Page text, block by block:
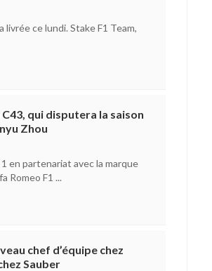
livrée ce lundi. Stake F1 Team,
qui disputera la saison
Zhou
en partenariat avec la marque
Romeo F1 ...
chef d’équipe chez
Sauber